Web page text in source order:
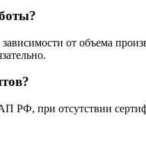
от объема
РФ, при отсутствии